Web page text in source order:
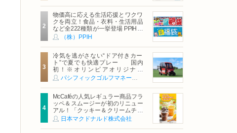
物価高に応える生活応援とワクワ
クを両立！食品・衣料・生活用品
など全222種類が一挙登場 PPIHグ
ループ「夏福袋」＆セール 8月6日
(木)より順次スタート
（株）PPIH
冷気を逃がさない“ドア付きカー
ト”で夏でも快適プレー 国内
初！※オリンピアオリジナル
「AirCon Cart（エアコンカー
ト）」導入 | ＰＧＭ
McCaféの人気レギュラー商品フラ
ッペ＆スムージーが初のリニュー
アル！「クッキー＆クリームチョ
コフラッペ」「マンゴースムージ
ー」8月5日（水）から販売開始
日本マクドナルド株式会社